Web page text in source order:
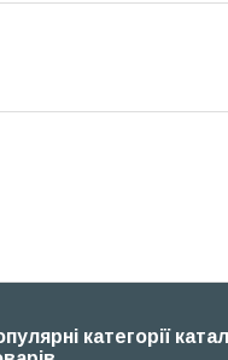
категорії